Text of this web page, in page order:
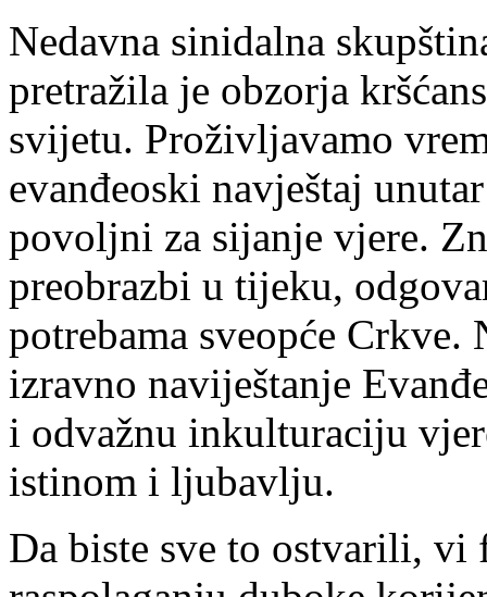
Nedavna sinidalna
pretražila je obzorja
svijetu. Proživljavamo
evanđeoski navještaj
povoljni za sijanje vjere.
preobrazbi u tijeku,
potrebama sveopće
izravno naviještanje
i odvažnu inkulturaciju
istinom i ljubavlju.
Da biste sve to ostvarili, vi